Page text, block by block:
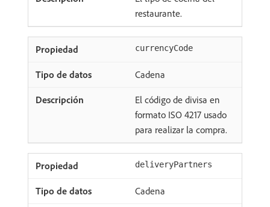
restaurante.
currencyCode
Cadena
El código de divisa en
formato ISO 4217 usado
para realizar la compra.
deliveryPartners
Cadena